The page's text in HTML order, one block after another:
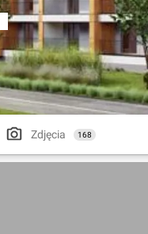
Zdjęcia 168